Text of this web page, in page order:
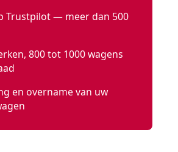
Trustpilot — meer dan 500
800 tot 1000 wagens
en overname van uw